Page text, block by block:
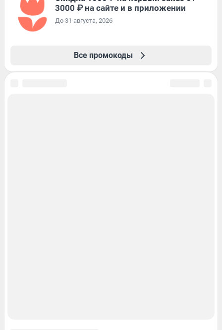
3000 ₽ на сайте и в приложении
До 31 августа, 2026
Все промокоды